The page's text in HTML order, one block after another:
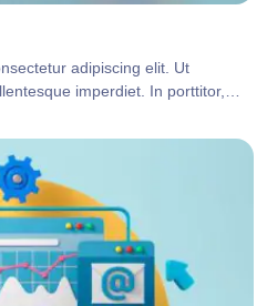
adipiscing elit. Ut
imperdiet. In porttitor,
dolor rhoncus, dignissim risus